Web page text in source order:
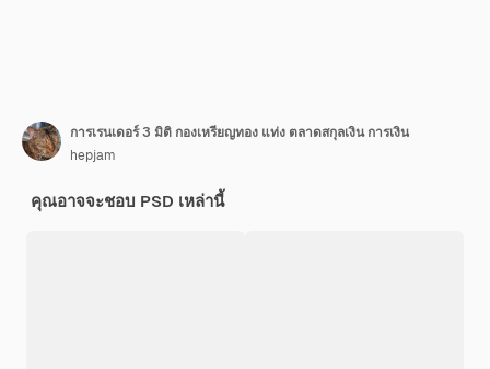
การเรนเดอร์ 3 มิติ กองเหรียญทอง แท่ง ตลาดสกุลเงิน การเงิน
hepjam
คุณอาจจะชอบ PSD เหล่านี้